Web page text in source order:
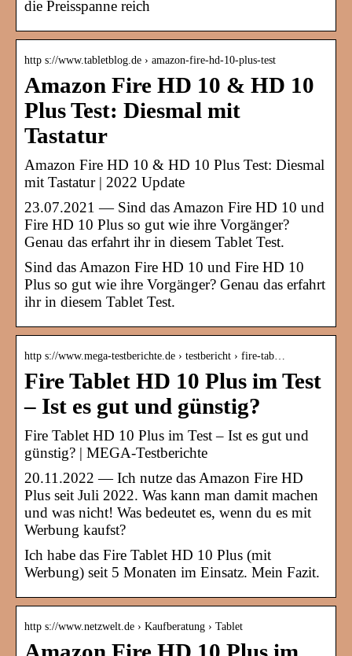
die Preisspanne reich
http s://www.tabletblog.de › amazon-fire-hd-10-plus-test
Amazon Fire HD 10 & HD 10
Plus Test: Diesmal mit
Tastatur
Amazon Fire HD 10 & HD 10 Plus Test: Diesmal
mit Tastatur | 2022 Update
23.07.2021 — Sind das Amazon Fire HD 10 und
Fire HD 10 Plus so gut wie ihre Vorgänger?
Genau das erfahrt ihr in diesem Tablet Test.
Sind das Amazon Fire HD 10 und Fire HD 10
Plus so gut wie ihre Vorgänger? Genau das erfahrt
ihr in diesem Tablet Test.
http s://www.mega-testberichte.de › testbericht › fire-tab…
Fire Tablet HD 10 Plus im Test
– Ist es gut und günstig?
Fire Tablet HD 10 Plus im Test – Ist es gut und
günstig? | MEGA-Testberichte
20.11.2022 — Ich nutze das Amazon Fire HD
Plus seit Juli 2022. Was kann man damit machen
und was nicht! Was bedeutet es, wenn du es mit
Werbung kaufst?
Ich habe das Fire Tablet HD 10 Plus (mit
Werbung) seit 5 Monaten im Einsatz. Mein Fazit.
http s://www.netzwelt.de › Kaufberatung › Tablet